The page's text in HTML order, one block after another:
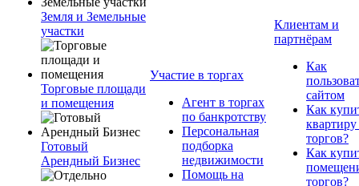
Земля и Земельные
участки
Торговые площади
и помещения
Готовый
Арендный Бизнес
Участие в торгах
Агент в торгах
по банкротству
Персональная
подборка
недвижимости
Помощь на
Клиентам и
партнёрам
Как
сайтом
Как
квартиру
торгов?
Как
торгов?